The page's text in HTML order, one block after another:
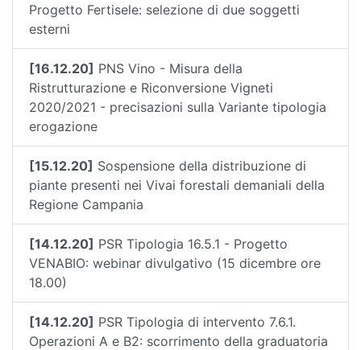
Progetto Fertisele: selezione di due soggetti
esterni
[16.12.20] PNS Vino - Misura della
Ristrutturazione e Riconversione Vigneti
2020/2021 - precisazioni sulla Variante tipologia
erogazione
[15.12.20] Sospensione della distribuzione di
piante presenti nei Vivai forestali demaniali della
Regione Campania
[14.12.20] PSR Tipologia 16.5.1 - Progetto
VENABIO: webinar divulgativo (15 dicembre ore
18.00)
[14.12.20] PSR Tipologia di intervento 7.6.1.
Operazioni A e B2: scorrimento della graduatoria